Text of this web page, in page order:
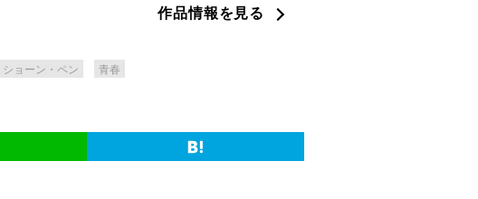
ショーン・ペン 青春
作品情報を見る